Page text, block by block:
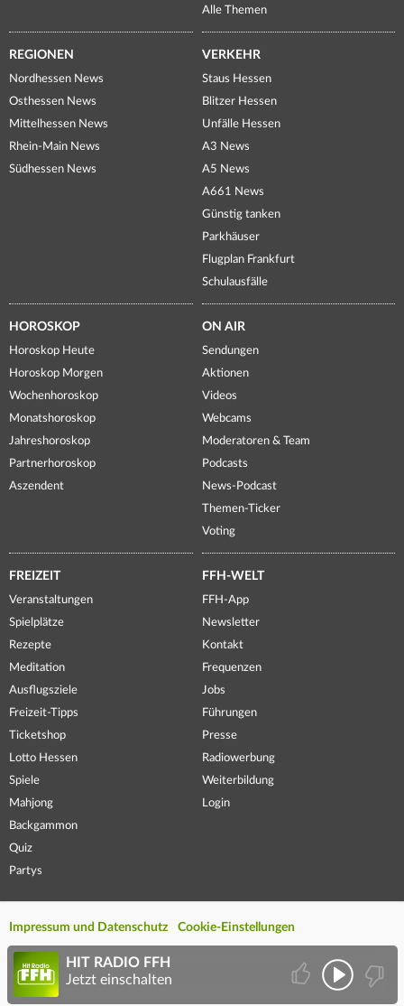
Alle Themen
REGIONEN
Nordhessen News
Osthessen News
Mittelhessen News
Rhein-Main News
Südhessen News
VERKEHR
Staus Hessen
Blitzer Hessen
Unfälle Hessen
A3 News
A5 News
A661 News
Günstig tanken
Parkhäuser
Flugplan Frankfurt
Schulausfälle
HOROSKOP
Horoskop Heute
Horoskop Morgen
Wochenhoroskop
Monatshoroskop
Jahreshoroskop
Partnerhoroskop
Aszendent
ON AIR
Sendungen
Aktionen
Videos
Webcams
Moderatoren & Team
Podcasts
News-Podcast
Themen-Ticker
Voting
FREIZEIT
Veranstaltungen
Spielplätze
Rezepte
Meditation
Ausflugsziele
Freizeit-Tipps
Ticketshop
Lotto Hessen
Spiele
Mahjong
Backgammon
Quiz
Partys
FFH-WELT
FFH-App
Newsletter
Kontakt
Frequenzen
Jobs
Führungen
Presse
Radiowerbung
Weiterbildung
Login
Impressum und Datenschutz Cookie-Einstellungen
HIT RADIO FFH
Jetzt einschalten